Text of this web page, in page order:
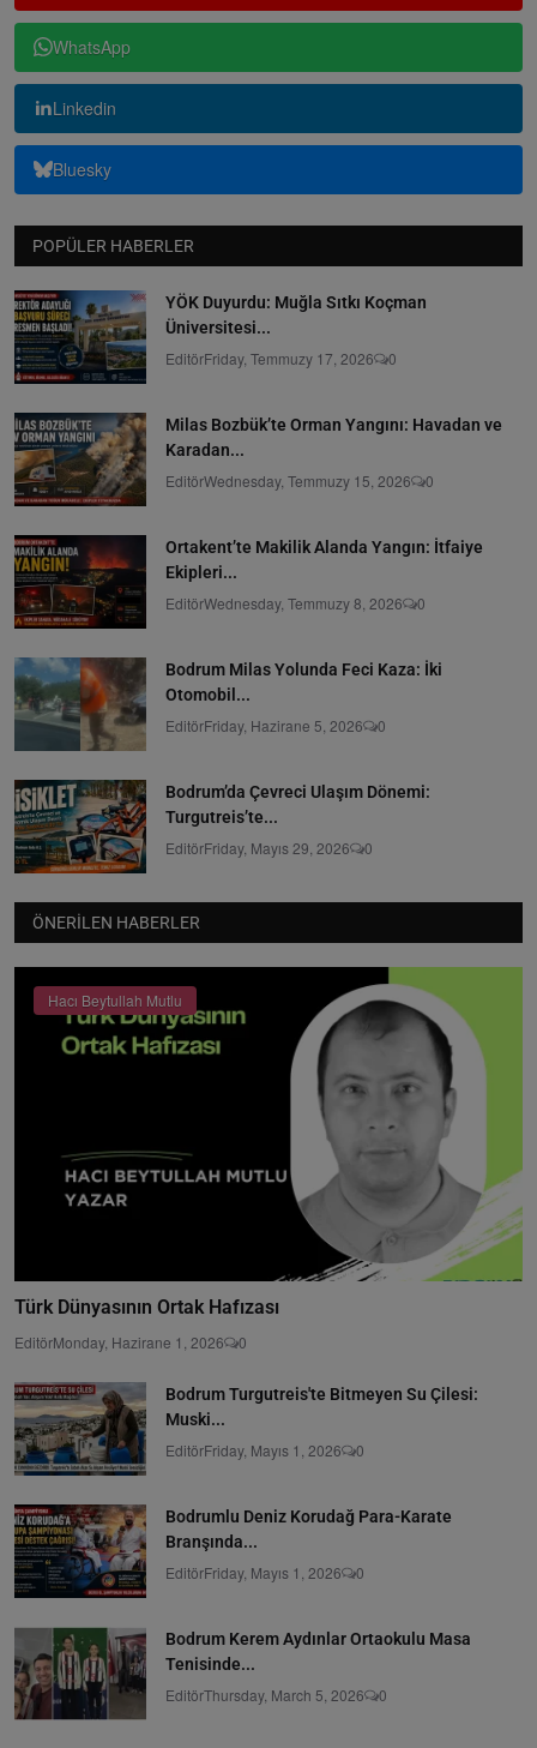
WhatsApp
Linkedin
Bluesky
POPÜLER HABERLER
YÖK Duyurdu: Muğla Sıtkı Koçman
Üniversitesi...
EditörFriday, Temmuzy 17, 2026 0
Milas Bozbük’te Orman Yangını: Havadan ve
Karadan...
EditörWednesday, Temmuzy 15, 2026 0
Ortakent’te Makilik Alanda Yangın: İtfaiye
Ekipleri...
EditörWednesday, Temmuzy 8, 2026 0
Bodrum Milas Yolunda Feci Kaza: İki
Otomobil...
EditörFriday, Hazirane 5, 2026 0
Bodrum’da Çevreci Ulaşım Dönemi:
Turgutreis’te...
EditörFriday, Mayıs 29, 2026 0
ÖNERILEN HABERLER
Hacı Beytullah Mutlu
Türk Dünyasının Ortak Hafızası
EditörMonday, Hazirane 1, 2026 0
Bodrum Turgutreis'te Bitmeyen Su Çilesi:
Muski...
EditörFriday, Mayıs 1, 2026 0
Bodrumlu Deniz Korudağ Para-Karate
Branşında...
EditörFriday, Mayıs 1, 2026 0
Bodrum Kerem Aydınlar Ortaokulu Masa
Tenisinde...
EditörThursday, March 5, 2026 0